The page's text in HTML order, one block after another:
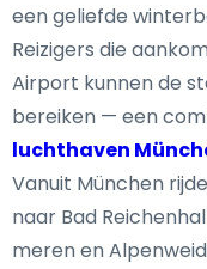
een geliefde
Reizigers die
Airport kunnen de
bereiken — een
luchthaven
Vanuit München
naar Bad
meren en